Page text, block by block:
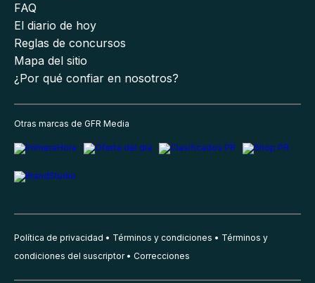
FAQ
El diario de hoy
Reglas de concursos
Mapa del sitio
¿Por qué confiar en nosotros?
Otras marcas de GFR Media
Política de privacidad Términos y condiciones
Términos y
condiciones del suscriptor
Correcciones